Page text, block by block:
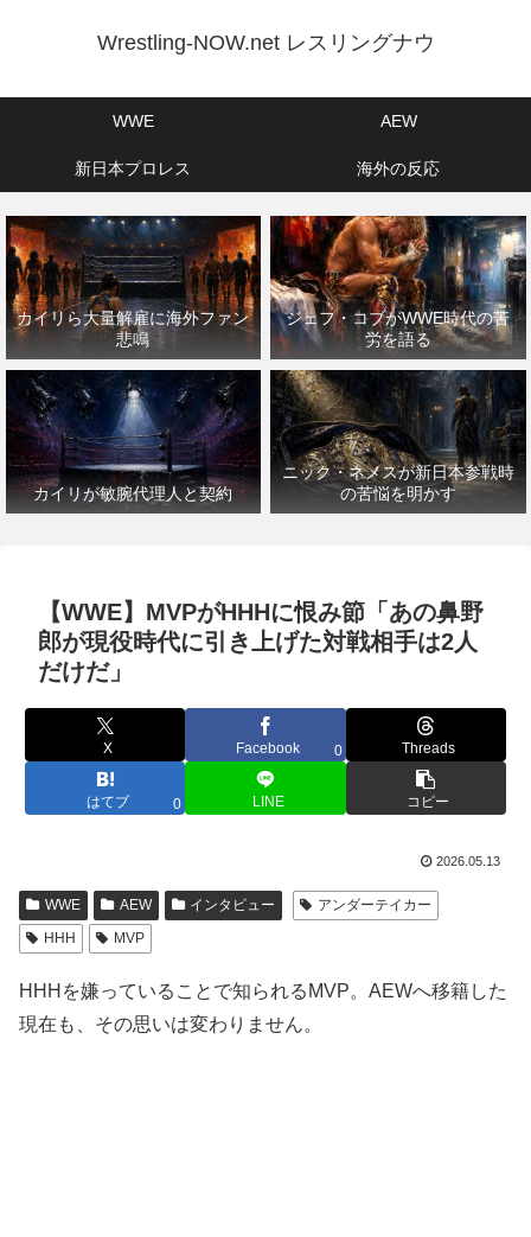
Wrestling-NOW.net レスリングナウ
WWE AEW
新日本プロレス 海外の反応
カイリら大量解雇に海外ファン
悲鳴
ジェフ・コブがWWE時代の苦
労を語る
カイリが敏腕代理人と契約
ニック・ネメスが新日本参戦時
の苦悩を明かす
【WWE】MVPがHHHに恨み節「あの鼻野
郎が現役時代に引き上げた対戦相手は2人
だけだ」
X Facebook 0 Threads
はてブ 0 LINE コピー
2026.05.13
WWE AEW インタビュー
アンダーテイカー
HHH
MVP
HHHを嫌っていることで知られるMVP。AEWへ移籍した
現在も、その思いは変わりません。